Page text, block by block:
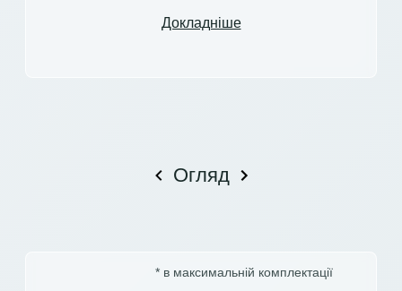
Докладніше
Огляд
* в максимальній комплектації